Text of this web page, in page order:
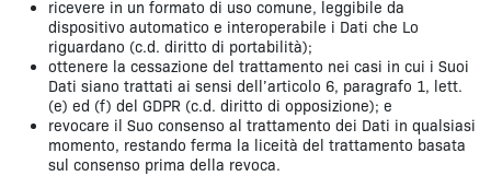
ricevere in un formato di uso comune, leggibile da
dispositivo automatico e interoperabile i Dati che Lo
riguardano (c.d. diritto di portabilità);
ottenere la cessazione del trattamento nei casi in cui i Suoi
Dati siano trattati ai sensi dell’articolo 6, paragrafo 1, lett.
(e) ed (f) del GDPR (c.d. diritto di opposizione); e
revocare il Suo consenso al trattamento dei Dati in qualsiasi
momento, restando ferma la liceità del trattamento basata
sul consenso prima della revoca.